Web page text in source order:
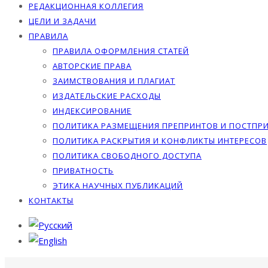
РЕДАКЦИОННАЯ КОЛЛЕГИЯ
ЦЕЛИ И ЗАДАЧИ
ПРАВИЛА
ПРАВИЛА ОФОРМЛЕНИЯ СТАТЕЙ
АВТОРСКИЕ ПРАВА
ЗАИМСТВОВАНИЯ И ПЛАГИАТ
ИЗДАТЕЛЬСКИЕ РАСХОДЫ
ИНДЕКСИРОВАНИЕ
ПОЛИТИКА РАЗМЕЩЕНИЯ ПРЕПРИНТОВ И
ПОЛИТИКА РАСКРЫТИЯ И КОНФЛИКТЫ ИНТЕРЕСОВ
ПОЛИТИКА СВОБОДНОГО ДОСТУПА
ПРИВАТНОСТЬ
ЭТИКА НАУЧНЫХ ПУБЛИКАЦИЙ
КОНТАКТЫ